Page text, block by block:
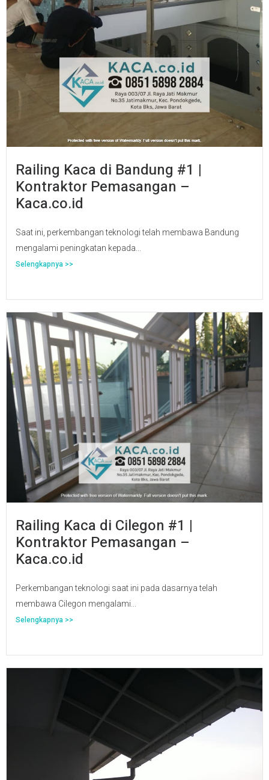
Railing Kaca di Bandung #1 |
Kontraktor Pemasangan –
Kaca.co.id
Saat ini, perkembangan teknologi telah membawa Bandung
mengalami peningkatan kepada...
Selengkapnya >>
Railing Kaca di Cilegon #1 |
Kontraktor Pemasangan –
Kaca.co.id
Perkembangan teknologi saat ini pada dasarnya telah
membawa Cilegon mengalami...
Selengkapnya >>